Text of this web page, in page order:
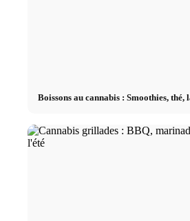
Boissons au cannabis : Smoothies,